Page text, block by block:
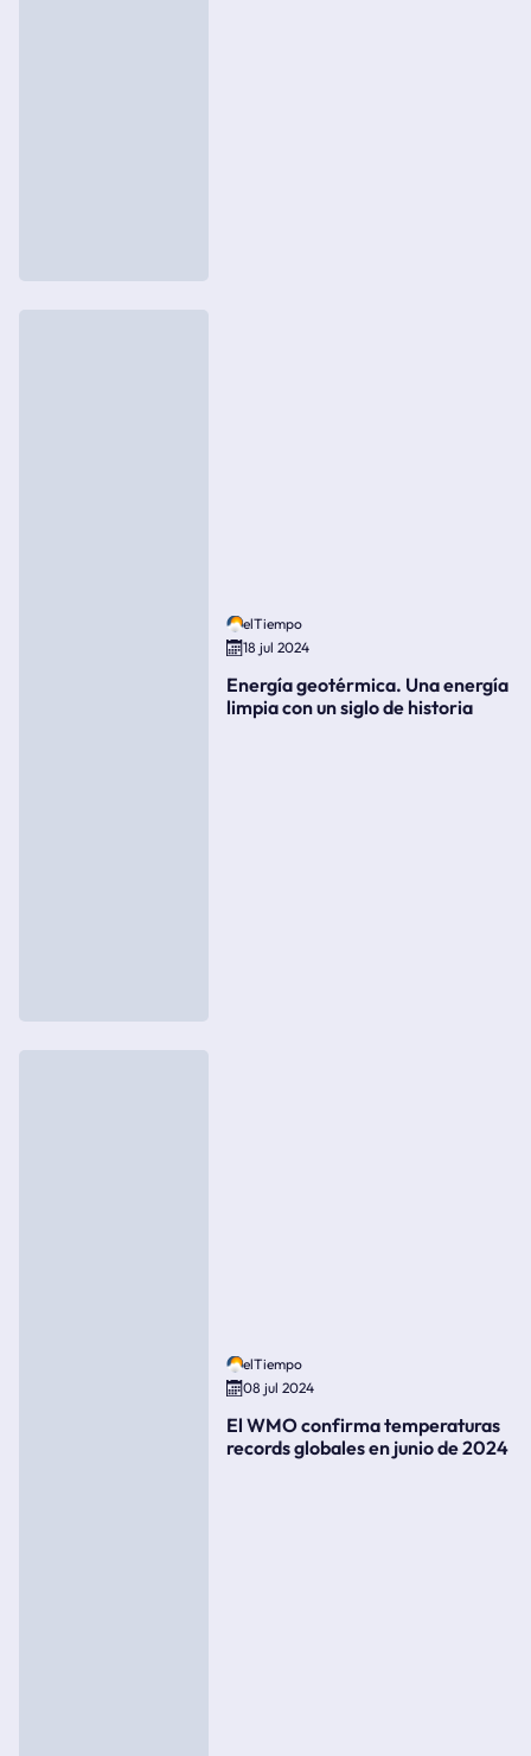
elTiempo
18 jul 2024
Energía geotérmica. Una energía
limpia con un siglo de historia
elTiempo
08 jul 2024
El WMO confirma temperaturas
records globales en junio de 2024